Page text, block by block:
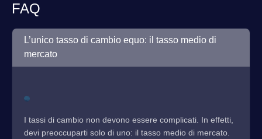
FAQ
L’unico tasso di cambio equo: il tasso medio di
mercato
I tassi di cambio non devono essere complicati. In effetti,
devi preoccuparti solo di uno: il tasso medio di mercato.